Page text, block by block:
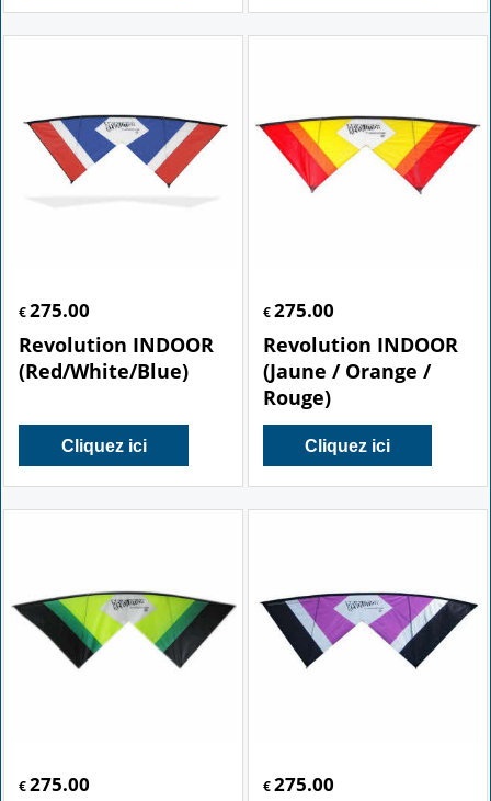
€ 275.00
Revolution INDOOR
(Red/White/Blue)
Cliquez ici
€275.00
Revolution INDOOR
(Jaune / Orange /
Rouge)
Cliquez ici
€ 275.00
€275.00